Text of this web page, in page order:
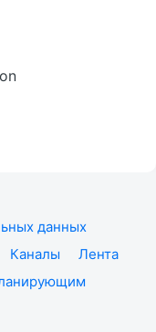
данных
Каналы
Лента